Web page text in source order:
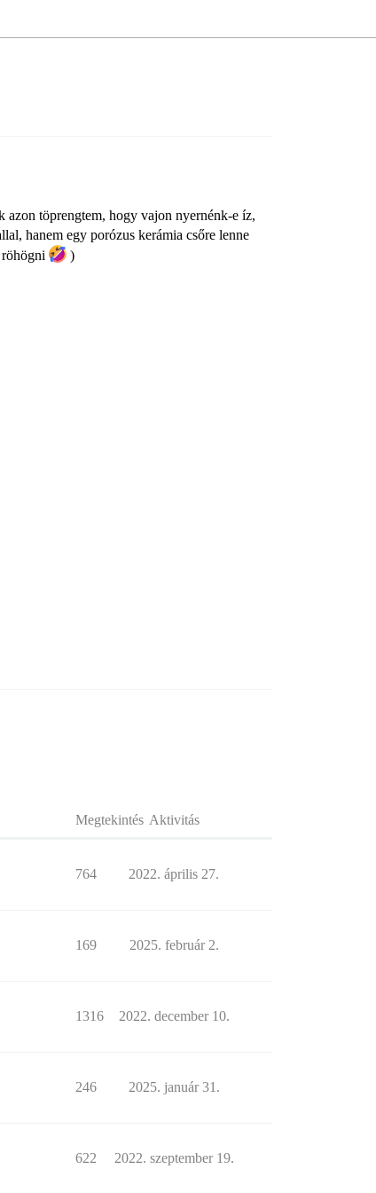
azon töprengtem, hogy vajon nyernénk-e íz,
hanem egy porózus kerámia csőre lenne
)
Megtekintés Aktivitás
764 2022. április 27.
169 2025. február 2.
1316 2022. december 10.
246 2025. január 31.
622 2022. szeptember 19.